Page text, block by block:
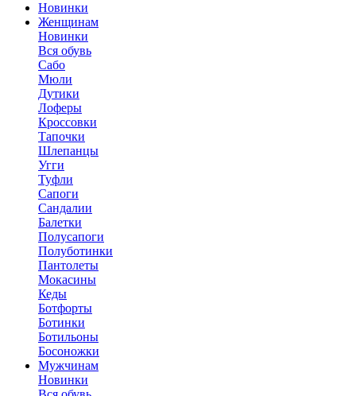
Новинки
Женщинам
Новинки
Вся обувь
Сабо
Мюли
Дутики
Лоферы
Кроссовки
Тапочки
Шлепанцы
Угги
Туфли
Сапоги
Сандалии
Балетки
Полусапоги
Полуботинки
Пантолеты
Мокасины
Кеды
Ботфорты
Ботинки
Ботильоны
Босоножки
Мужчинам
Новинки